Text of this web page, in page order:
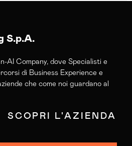
S.p.A.
AI Company, dove Specialisti e
di Business Experience e
che come noi guardano al
SCOPRI L'AZIENDA